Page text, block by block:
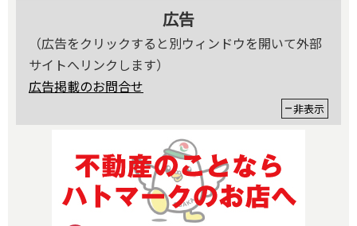
広告
（広告をクリックすると別ウィンドウを開いて外部
サイトへリンクします）
広告掲載のお問合せ
非表示